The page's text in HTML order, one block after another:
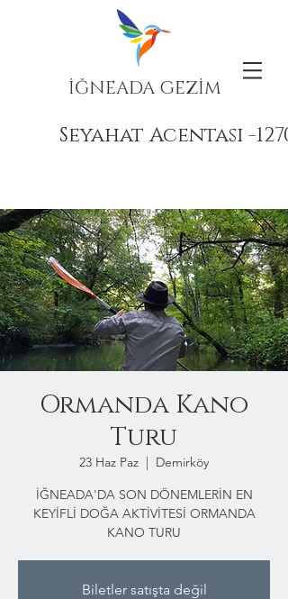
İĞNEADA GEZİM
Seyahat Acentası -
Ormanda Kano
Turu
23 Haz Paz
  |
Demirköy
İĞNEADA'DA SON DÖNEMLERİN EN
KEYİFLİ DOĞA AKTİVİTESİ ORMANDA
KANO TURU
Biletler satışta değil